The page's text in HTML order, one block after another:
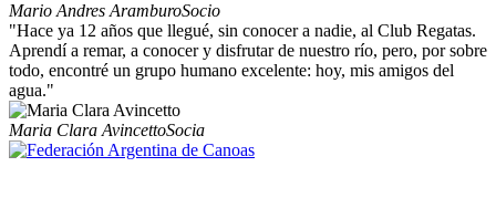
Mario Andres AramburoSocio
"Hace ya 12 años que llegué, sin conocer a nadie, al Club Regatas.
Aprendí a remar, a conocer y disfrutar de nuestro río, pero, por sobre
todo, encontré un grupo humano excelente: hoy, mis amigos del
agua."
Maria Clara AvincettoSocia